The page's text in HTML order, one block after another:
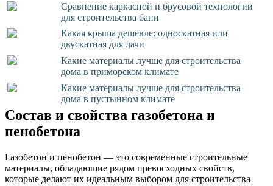
Сравнение каркасной и брусовой технологии
для строительства бани
Какая крыша дешевле: односкатная или
двускатная для дачи
Какие материалы лучше для строительства
дома в приморском климате
Какие материалы лучше для строительства
дома в пустынном климате
Состав и свойства газобетона и
пенобетона
Газобетон и пенобетон — это современные строительные
материалы, обладающие рядом превосходных свойств,
которые делают их идеальным выбором для строительства